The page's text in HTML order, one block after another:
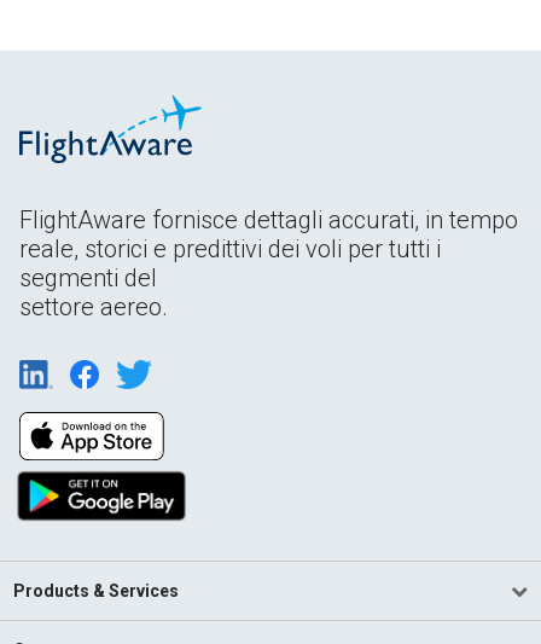
FlightAware fornisce dettagli accurati, in tempo
reale, storici e predittivi dei voli per tutti i
segmenti del
settore aereo.
Products & Services